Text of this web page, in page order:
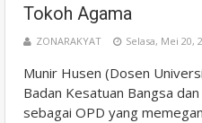
Tokoh Agama
ZONARAKYAT Selasa, Mei 20,
Munir Husen (Dosen
Badan Kesatuan Bangsa
sebagai OPD yang